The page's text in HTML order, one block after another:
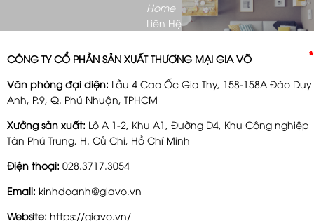
Home
Liên Hệ
CÔNG TY CỔ PHẦN SẢN XUẤT THƯƠNG MẠI GIA VÕ
Văn phòng đại diện: Lầu 4 Cao Ốc Gia Thy, 158-158A Đào Duy
Anh, P.9, Q. Phú Nhuận, TPHCM
Xưởng sản xuất: Lô A 1-2, Khu A1, Đường D4, Khu Công nghiệp
Tân Phú Trung, H. Củ Chi, Hồ Chí Minh
Điện thoại: 028.3717.3054
Email: kinhdoanh@giavo.vn
Website: https://giavo.vn/
*
*